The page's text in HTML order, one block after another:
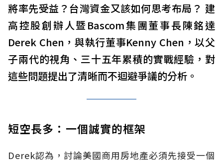
將率先受益？台灣資金又該如何思考布局？ 建
高控股創辦人暨Bascom集團董事長陳銘達
Derek Chen，與執行董事Kenny Chen，以父
子兩代的視角、三十五年累積的實戰經驗，對
這些問題提出了清晰而不迴避爭議的分析。
短空長多：一個誠實的框架
Derek認為，討論美國商用房地產必須先接受一個